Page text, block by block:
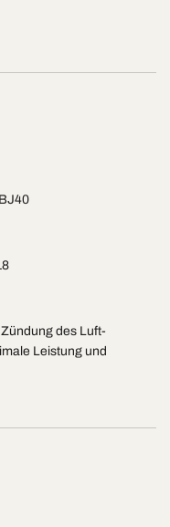
des Luft-
Leistung und